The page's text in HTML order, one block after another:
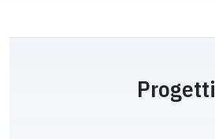
Progetti